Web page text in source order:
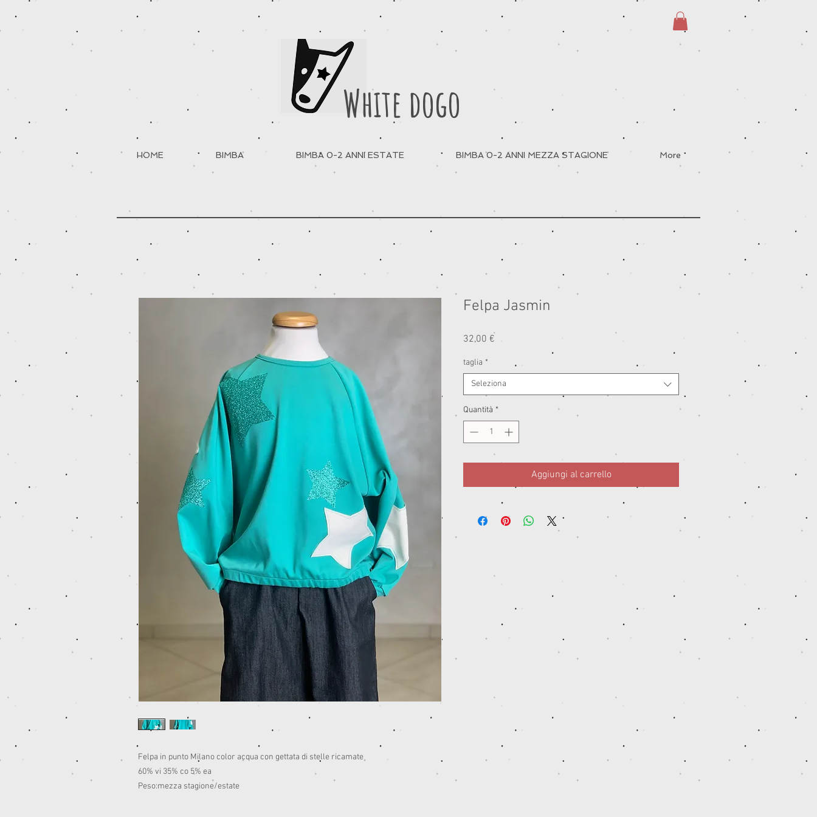
White dogo
HOME BIMBA BIMBA 0-2 ANNI ESTATE BIMBA 0-2 ANNI MEZZA STAGIONE More
Felpa in punto Milano color acqua con gettata di stelle ricamate
60% vi 35% co 5% ea
Peso:mezza stagione/estate
Felpa Jasmin
32,00 €
taglia *
Seleziona
Quantità *
Aggiungi al carrello